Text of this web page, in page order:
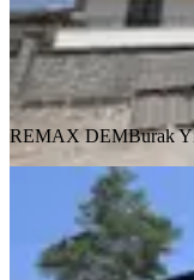
REMAX DEMBurak
REMAX DEMBurak
SIFIR BİNA